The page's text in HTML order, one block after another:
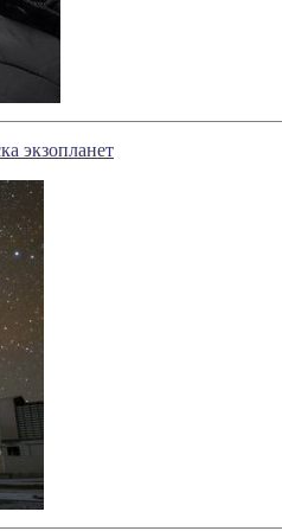
экзопланет